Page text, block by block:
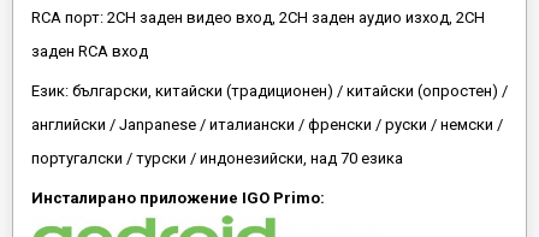
RCA порт: 2CH заден видео вход, 2CH заден аудио изход, 2CH
заден RCA вход
Език: български, китайски (традиционен) / китайски (опростен) /
английски / Janpanese / италиански / френски / руски / немски /
португалски / турски / индонезийски, над 70 езика
Инсталирано приложение IGO Primo: